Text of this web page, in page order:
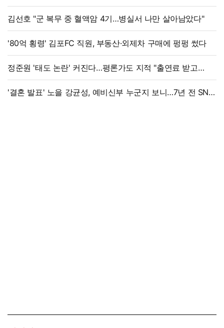
법적 조치"
김선호 "군 복무 중 혈액암 4기…병실서 나만 살아남았다"
'80억 횡령' 김포FC 직원, 부동산·외제차 구매에 펑펑 썼다
정준원 '태도 논란' 커진다…평론가도 지적 "출연료 받고
그래서는 안 돼"
'결혼 발표' 노을 강균성, 예비신부 누군지 보니…7년 전 SNS